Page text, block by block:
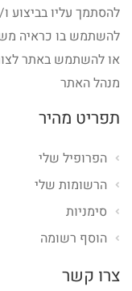
להסתמך עליו בביצוע
להשתמש בו כראיה
או להשתמש באתר
מנהל האתר
תפריט מהיר
הפרופיל שלי
הרשומות שלי
סימניות
הוסף רשומה
צרו קשר